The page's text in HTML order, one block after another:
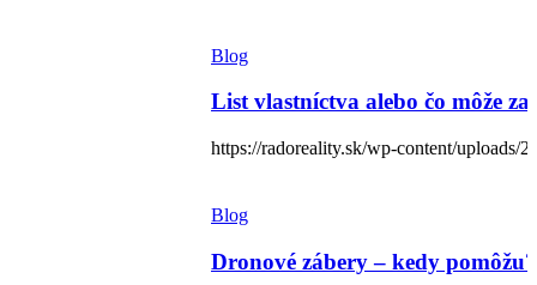
Blog
List vlastníctva alebo čo môže
https://radoreality.sk/wp-content/uploads/
Blog
Dronové zábery – kedy pomôžu?